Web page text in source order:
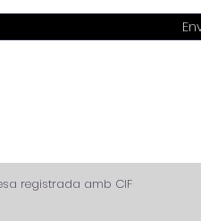
registrada amb CIF